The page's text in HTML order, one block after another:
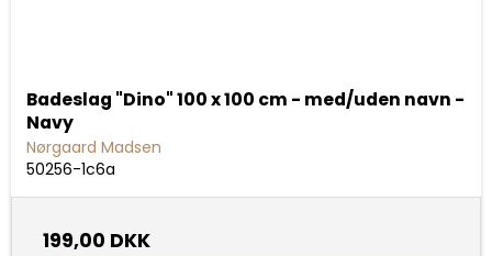
Badeslag "Dino" 100 x 100 cm - med/uden navn -
Navy
Nørgaard Madsen
50256-1c6a
199,00 DKK